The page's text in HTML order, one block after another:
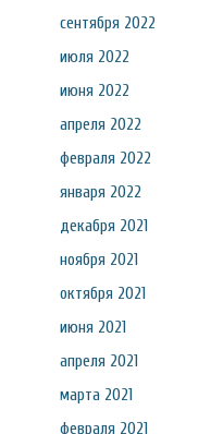
сентября 2022
июля 2022
июня 2022
апреля 2022
февраля 2022
января 2022
декабря 2021
ноября 2021
октября 2021
июня 2021
апреля 2021
марта 2021
февраля 2021